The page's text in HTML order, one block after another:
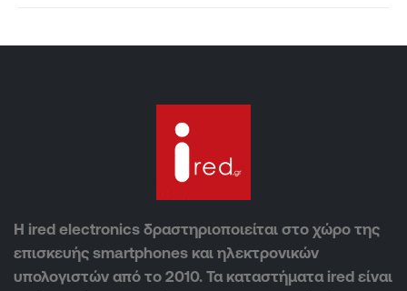
Η ired electronics δραστηριοποιείται στο χώρο της
επισκευής smartphones και ηλεκτρονικών
υπολογιστών από το 2010. Τα καταστήματα ired είναι